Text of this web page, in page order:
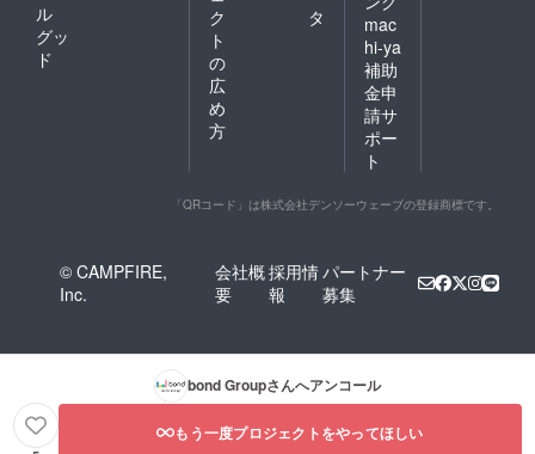
ル
グッ
ド
ク
ト
の
広
め
方
タ
mac
hi-ya
補助
金申
請サ
ポー
ト
「QRコード」は株式会社デンソーウェーブの登録商標です。
© CAMPFIRE,
Inc.
会社概
要
採用情
報
パートナー
募集
bond Groupさんへアンコール
もう一度プロジェクトをやってほしい